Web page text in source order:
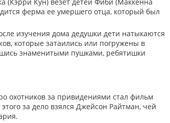
ферма ее умершего отца, который был
изучения дома дедушки дети натыкаются
которые затаились или погружены в
знаменитыми пушками, ребятишки
охотников за привидениями стал фильм
за дело взялся Джейсон Райтман, чей